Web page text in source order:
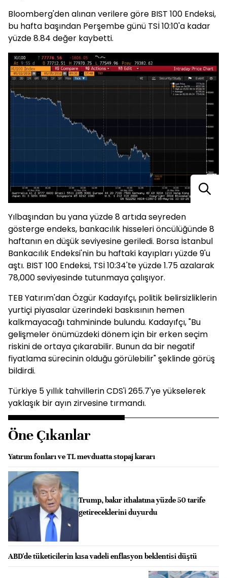
Bloomberg'den alınan verilere göre BIST 100 Endeksi,
bu hafta başından Perşembe günü TSİ 10:10'a kadar
yüzde 8.84 değer kaybetti.
Yılbaşından bu yana yüzde 8 artıda seyreden
gösterge endeks, bankacılık hisseleri öncülüğünde 8
haftanın en düşük seviyesine geriledi. Borsa İstanbul
Bankacılık Endeksi'nin bu haftaki kayıpları yüzde 9'u
aştı. BIST 100 Endeksi, TSİ 10:34'te yüzde 1.75 azalarak
78,000 seviyesinde tutunmaya çalışıyor.
TEB Yatırım'dan Özgür Kadayıfçı, politik belirsizliklerin
yurtiçi piyasalar üzerindeki baskısının hemen
kalkmayacağı tahmininde bulundu. Kadayıfçı, "Bu
gelişmeler önümüzdeki dönem için bir erken seçim
riskini de ortaya çıkarabilir. Bunun da bir negatif
fiyatlama sürecinin olduğu görülebilir" şeklinde görüş
bildirdi.
Türkiye 5 yıllık tahvillerin CDS'i 265.7'ye yükselerek
yaklaşık bir ayın zirvesine tırmandı.
Öne Çıkanlar
Yatırım fonları ve TL mevduatta stopaj kararı
Trump, bakır ithalatına yüzde 50 tarife
getireceklerini duyurdu
ABD'de tüketicilerin kısa vadeli enflasyon beklentisi düştü